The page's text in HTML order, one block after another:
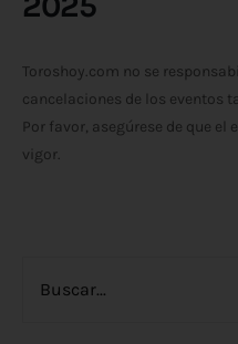
Toroshoy.com no se
cancelaciones de los eventos
Por favor, asegúrese de que el
vigor.